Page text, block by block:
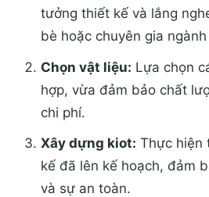
tưởng thiết kế và lắng
bè hoặc chuyên gia
Chọn vật liệu: Lựa chọn
hợp, vừa đảm bảo chất
chi phí.
Xây dựng kiot: Thực hiện
kế đã lên kế hoạch, đảm
và sự an toàn.